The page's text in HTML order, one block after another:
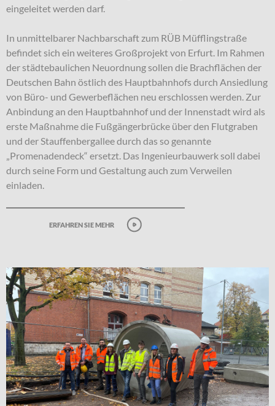
eingeleitet werden darf.
In unmittelbarer Nachbarschaft zum RÜB Müfflingstraße
befindet sich ein weiteres Großprojekt von Erfurt. Im Rahmen
der städtebaulichen Neuordnung sollen die Brachflächen der
Deutschen Bahn östlich des Hauptbahnhofs durch Ansiedlung
von Büro- und Gewerbeflächen neu erschlossen werden. Zur
Anbindung an den Hauptbahnhof und der Innenstadt wird als
erste Maßnahme die Fußgängerbrücke über den Flutgraben
und der Stauffenbergallee durch das so genannte
„Promenadendeck“ ersetzt. Das Ingenieurbauwerk soll dabei
durch seine Form und Gestaltung auch zum Verweilen
einladen.
erfahren sie mehr